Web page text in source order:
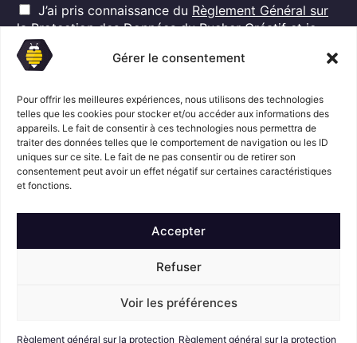
Gérer le consentement
Pour offrir les meilleures expériences, nous utilisons des technologies
telles que les cookies pour stocker et/ou accéder aux informations des
appareils. Le fait de consentir à ces technologies nous permettra de
traiter des données telles que le comportement de navigation ou les ID
uniques sur ce site. Le fait de ne pas consentir ou de retirer son
consentement peut avoir un effet négatif sur certaines caractéristiques
et fonctions.
Accepter
Refuser
Voir les préférences
Règlement général sur la protection Règlement général sur la protection
l
*
R
G
D
P
J’ai pris connaissance du Règlement Général sur
la Protection des Donnéesdu Rucher Créatif et je
consens au traitement de mes données personnelles
dans ces conditions.*
S'abonner
Suivez l'actualité du Rucher créatif
Créatif
Mentions légales